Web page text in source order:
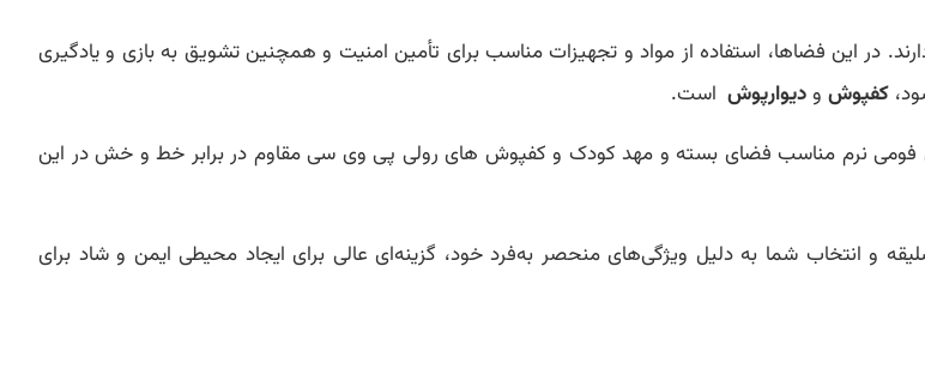
در این فضاها، استفاده از مواد و تجهیزات مناسب برای تأمین امنیت و همچنین تشویق به بازی و یادگیری
کفپوش ودیوارپوش است.
نرم مناسب فضای بسته و مهد کودک و کفپوش های رولی پی وی سی مقاوم در برابر خط و خش در این
انتخاب شما به دلیل ویژگی‌های منحصر به‌فرد خود، گزینه‌ای عالی برای ایجاد محیطی ایمن و شاد برای